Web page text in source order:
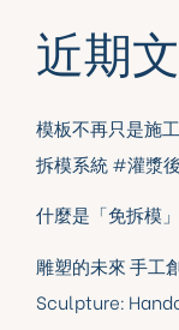
近期
模板不再只是施
拆模系統 #灌漿
什麼是「免拆模
雕塑的未來 手工
Sculpture: